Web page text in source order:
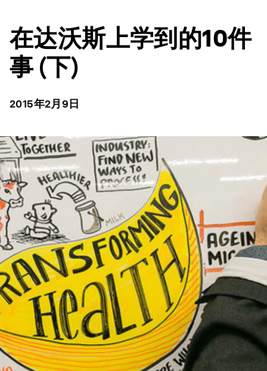
在达沃斯上学到的10件
事 (下)
2015年2月9日